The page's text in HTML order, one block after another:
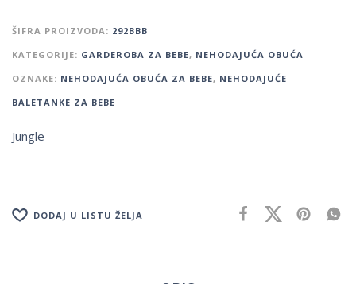
ŠIFRA PROIZVODA: 292BBB
KATEGORIJE: GARDEROBA ZA BEBE, NEHODAJUĆA OBUĆA
OZNAKE: NEHODAJUĆA OBUĆA ZA BEBE, NEHODAJUĆE
BALETANKE ZA BEBE
Jungle
DODAJ U LISTU ŽELJA